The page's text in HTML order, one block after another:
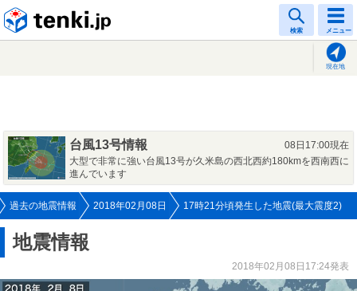
検索 メニュー
現在地
台風13号情報
08日17:00現在
大型で非常に強い台風13号が久米島の西北西約180kmを西南西に
進んでいます
過去の地震情報 2018年02月08日 17時21分頃発生した地震(最大震度2)
地震情報
2018年02月08日17:24発表